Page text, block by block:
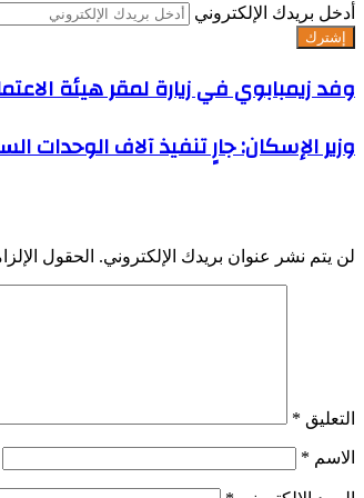
أدخل بريدك الإلكتروني
وفد زيمبابوي في زيارة لمقر هيئة
وزير الإسكان: جارٍ تنفيذ آلاف
لن يتم نشر عنوان بريدك الإلكتروني. الحقول
التعليق *
الاسم *